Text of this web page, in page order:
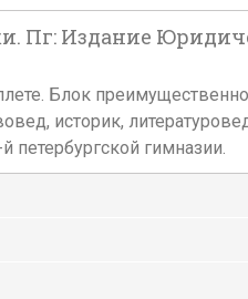
Пг: Издание
Блок
историк,
петербургской гимназии.